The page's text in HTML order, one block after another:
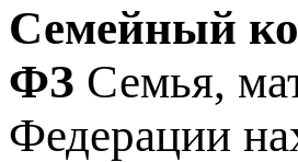
Семейный
ФЗ Семья,
Федерации